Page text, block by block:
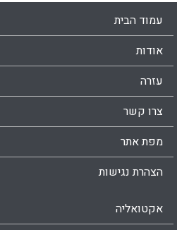
עמוד הבית
אודות
עזרה
צרו קשר
מפת אתר
הצהרת נגישות
אקטואליה